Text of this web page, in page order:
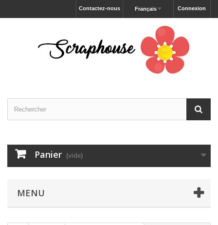
Connexion
Français
Contactez-nous
Panier (vide)
MENU